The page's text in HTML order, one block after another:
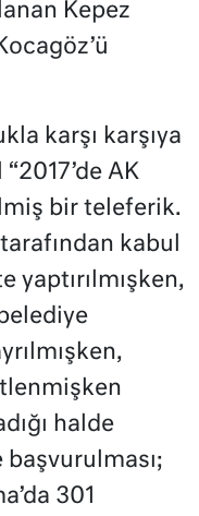
Kepez
karşı karşıya
AK
bir teleferik.
kabul
yaptırılmışken,
halde
301